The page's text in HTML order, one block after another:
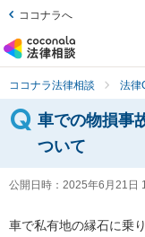
ココナラへ
ココナラ法律相談 法律
車での物損事
ついて
公開日時： 2025年6月21日
車で私有地の縁石に乗